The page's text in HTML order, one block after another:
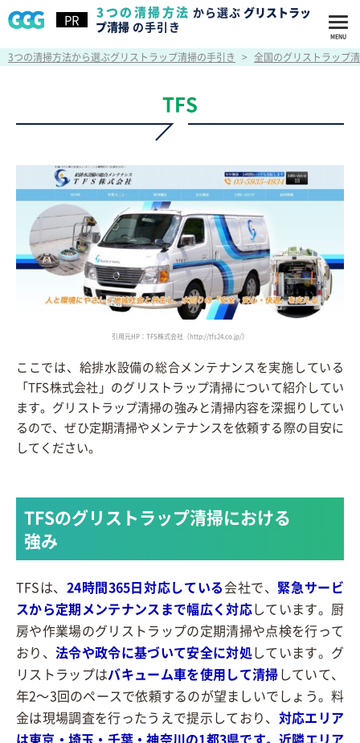
3つの清掃方法 から選ぶ グリストラッ
プ清掃 の手引き
3つの清掃方法から選ぶグリストラップ清掃の手引き > 全国のグリストラップ
TFS
引用元HP：TFS株式会社（http://tfs24.co.jp/）
ここでは、給排水設備の総合メンテナンスを実施している
「TFS株式会社」のグリストラップ清掃について紹介してい
ます。グリストラップ清掃の強みと清掃内容を深掘りしてい
るので、ぜひ定期清掃やメンテナンスを依頼する際の目安に
してください。
TFSのグリストラップ清掃における
強み
TFSは、 24時間365日対応している会社で、 緊急サービ
スから定期メンテナンスまで幅広く対応しています。厨
房や作業場のグリストラップの定期清掃や点検を行って
おり、 法令や政令に基づいて安全に対処しています。グ
リストラップはバキューム車を使用して清掃していて、
年2～3回のペースで依頼するのが望ましいでしょう。料
金は現場調査を行ったうえで提示しており、 対応エリア